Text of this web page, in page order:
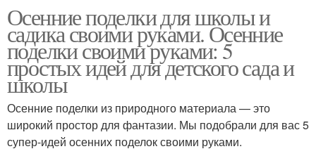
Осенние поделки для школы и
садика своими руками. Осенние
поделки своими руками: 5
простых идей для детского сада и
школы
Осенние поделки из природного материала — это
широкий простор для фантазии. Мы подобрали для вас 5
супер-идей осенних поделок своими руками.